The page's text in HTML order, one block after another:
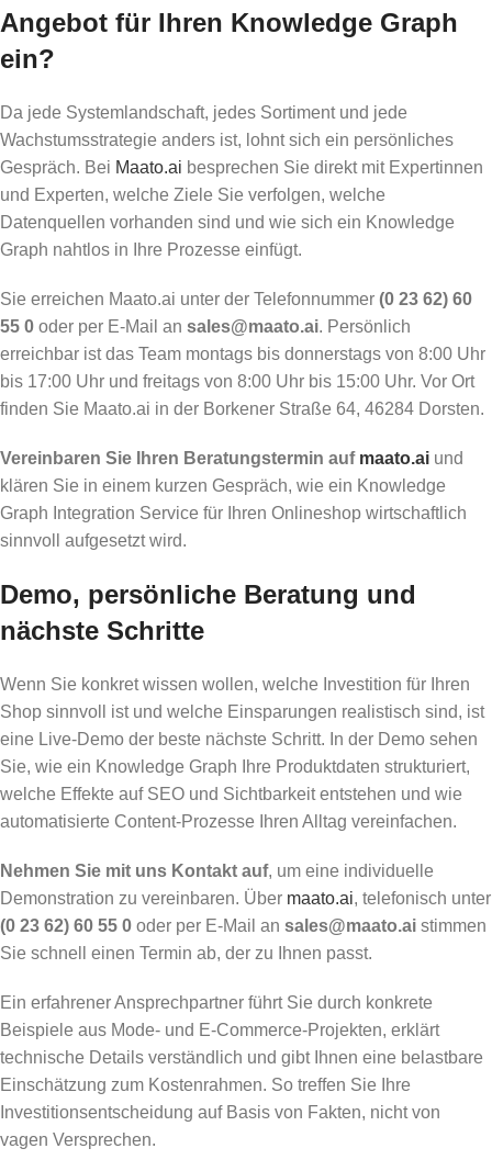
Angebot für Ihren Knowledge Graph
ein?
Da jede Systemlandschaft, jedes Sortiment und jede
Wachstumsstrategie anders ist, lohnt sich ein persönliches
Gespräch. Bei Maato.ai besprechen Sie direkt mit Expertinnen
und Experten, welche Ziele Sie verfolgen, welche
Datenquellen vorhanden sind und wie sich ein Knowledge
Graph nahtlos in Ihre Prozesse einfügt.
Sie erreichen Maato.ai unter der Telefonnummer (0 23 62) 60
55 0 oder per E-Mail an sales@maato.ai. Persönlich
erreichbar ist das Team montags bis donnerstags von 8:00 Uhr
bis 17:00 Uhr und freitags von 8:00 Uhr bis 15:00 Uhr. Vor Ort
finden Sie Maato.ai in der Borkener Straße 64, 46284 Dorsten.
Vereinbaren Sie Ihren Beratungstermin auf maato.ai und
klären Sie in einem kurzen Gespräch, wie ein Knowledge
Graph Integration Service für Ihren Onlineshop wirtschaftlich
sinnvoll aufgesetzt wird.
Demo, persönliche Beratung und
nächste Schritte
Wenn Sie konkret wissen wollen, welche Investition für Ihren
Shop sinnvoll ist und welche Einsparungen realistisch sind, ist
eine Live-Demo der beste nächste Schritt. In der Demo sehen
Sie, wie ein Knowledge Graph Ihre Produktdaten strukturiert,
welche Effekte auf SEO und Sichtbarkeit entstehen und wie
automatisierte Content-Prozesse Ihren Alltag vereinfachen.
Nehmen Sie mit uns Kontakt auf, um eine individuelle
Demonstration zu vereinbaren. Über maato.ai, telefonisch unter
(0 23 62) 60 55 0 oder per E-Mail an sales@maato.ai stimmen
Sie schnell einen Termin ab, der zu Ihnen passt.
Ein erfahrener Ansprechpartner führt Sie durch konkrete
Beispiele aus Mode- und E-Commerce-Projekten, erklärt
technische Details verständlich und gibt Ihnen eine belastbare
Einschätzung zum Kostenrahmen. So treffen Sie Ihre
Investitionsentscheidung auf Basis von Fakten, nicht von
vagen Versprechen.